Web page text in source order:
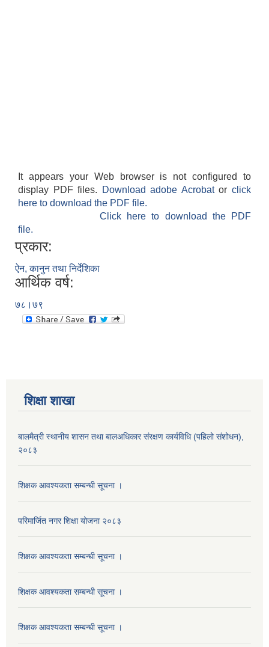
It appears your Web browser is not configured to
display PDF files.
Download adobe Acrobatorclick
here to download the PDF file.
Click here to download the PDF
file.
प्रकार:
ऐन, कानुन तथा निर्देशिका
आर्थिक वर्ष:
७८।७९
शिक्षा शाखा
बालमैत्री स्थानीय शासन तथा बालअधिकार संरक्षण कार्यविधि (पहिलो संशोधन),
२०८३
शिक्षक आवश्यकता सम्बन्धी सूचना ।
परिमार्जित नगर शिक्षा योजना २०८३
शिक्षक आवश्यकता सम्बन्धी सूचना ।
शिक्षक आवश्यकता सम्बन्धी सूचना ।
शिक्षक आवश्यकता सम्बन्धी सूचना ।